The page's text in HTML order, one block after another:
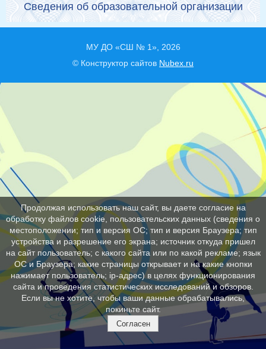
Сведения об образовательной организации
МУ ДО «СШ № 1», 2026
© Конструктор сайтов Nubex.ru
Продолжая использовать наш сайт, вы даете согласие на
обработку файлов cookie, пользовательских данных (сведения о
местоположении; тип и версия ОС; тип и версия Браузера; тип
устройства и разрешение его экрана; источник откуда пришел
на сайт пользователь; с какого сайта или по какой рекламе; язык
ОС и Браузера; какие страницы открывает и на какие кнопки
нажимает пользователь; ip-адрес) в целях функционирования
сайта и проведения статистических исследований и обзоров.
Если вы не хотите, чтобы ваши данные обрабатывались,
покиньте сайт.
Согласен